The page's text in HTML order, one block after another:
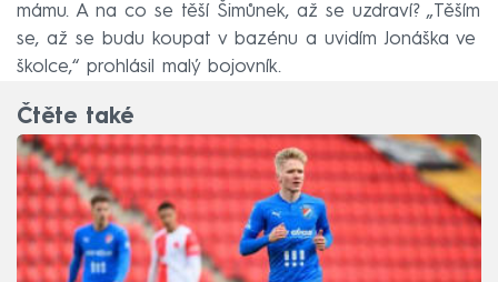
mámu. A na co se těší Šimůnek, až se uzdraví? „Těším
se, až se budu koupat v bazénu a uvidím Jonáška ve
školce,“ prohlásil malý bojovník.
Čtěte také